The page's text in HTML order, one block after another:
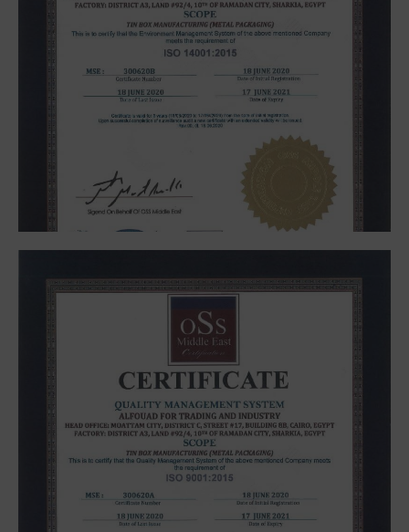
Environmental management systems, our
environmental responsibility, we achieved ISO
14001/2015 to improve our environmental
performance through more efficient use of resources
& reduction of waste, gaining trust.
ISO 9001/2015
Quality management systems, to keep our
customer's satisfaction. we maintain management
system continuous improvement.